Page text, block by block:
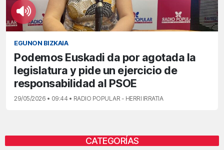
EGUNON BIZKAIA
Podemos Euskadi da por agotada la
legislatura y pide un ejercicio de
responsabilidad al PSOE
29/05/2026 • 09:44 • RADIO POPULAR - HERRI IRRATIA
CATEGORÍAS